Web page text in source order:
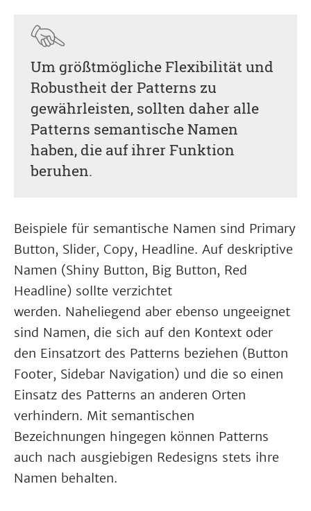
Um größtmögliche Flexibilität und
Robustheit der Patterns zu
gewährleisten, sollten daher alle
Patterns semantische Namen
haben, die auf ihrer Funktion
beruhen.
Beispiele für semantische Namen sind Primary
Button, Slider, Copy, Headline. Auf deskriptive
Namen (Shiny Button, Big Button, Red
Headline) sollte verzichtet
werden. Naheliegend aber ebenso ungeeignet
sind Namen, die sich auf den Kontext oder
den Einsatzort des Patterns beziehen (Button
Footer, Sidebar Navigation) und die so einen
Einsatz des Patterns an anderen Orten
verhindern. Mit semantischen
Bezeichnungen hingegen können Patterns
auch nach ausgiebigen Redesigns stets ihre
Namen behalten.